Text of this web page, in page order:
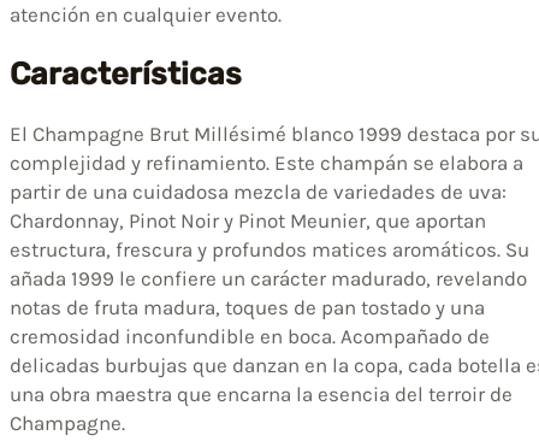
atención en cualquier evento.
Características
El Champagne Brut Millésimé blanco 1999 destaca por
complejidad y refinamiento. Este champán se elabora a
partir de una cuidadosa mezcla de variedades de uva:
Chardonnay, Pinot Noir y Pinot Meunier, que aportan
estructura, frescura y profundos matices aromáticos. Su
añada 1999 le confiere un carácter madurado, revelando
notas de fruta madura, toques de pan tostado y una
cremosidad inconfundible en boca. Acompañado de
delicadas burbujas que danzan en la copa, cada botella
una obra maestra que encarna la esencia del terroir de
Champagne.